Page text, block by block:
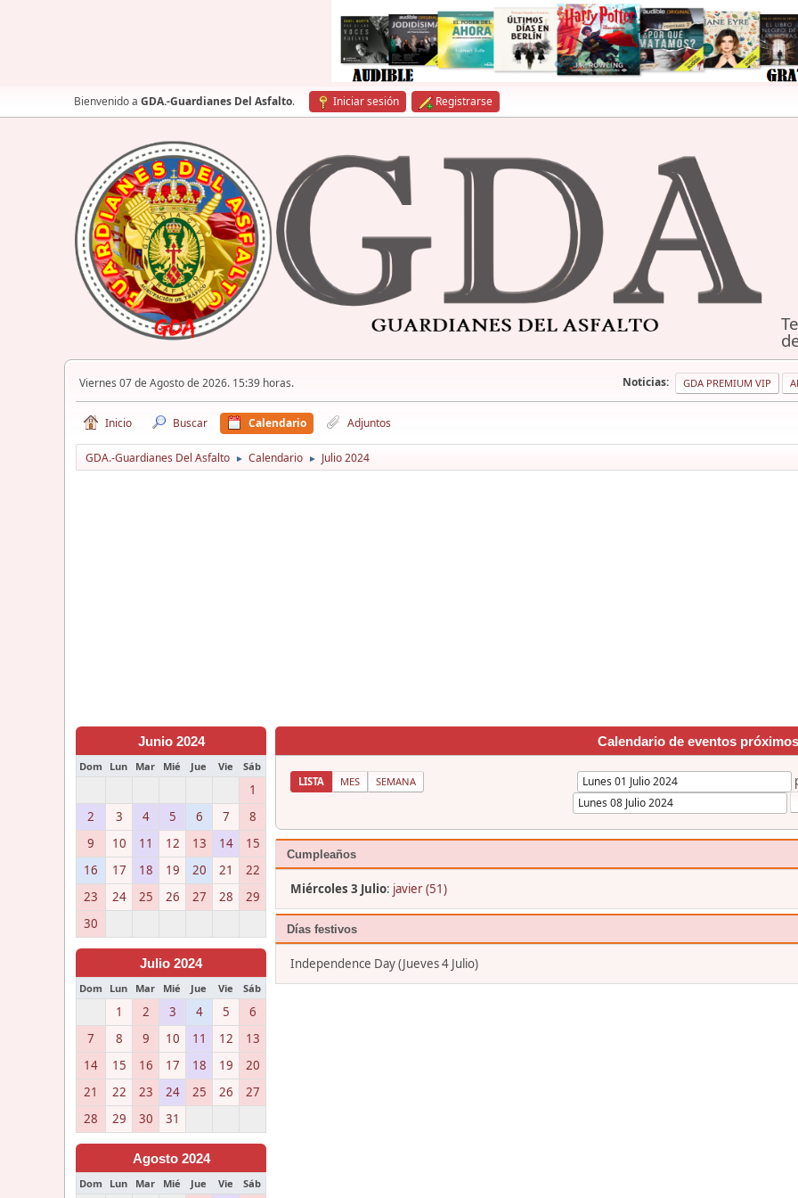
Bienvenido a GDA.-Guardianes Del Asfalto. Iniciar sesión Registrarse
Viernes 07 de Agosto de 2026. 15:39 horas. Noticias: GDA PREMIUM VIP
Inicio Buscar Calendario Adjuntos
GDA.-Guardianes Del Asfalto ► Calendario ► Julio 2024
Junio 2024
Dom Lun Mar Mié Jue Vie Sáb
1
2
3 4 5 6 7
8
9
10 11 12 13 14
15
16
17 18 19 20 21
22
23
24 25 26 27 28
29
30
Julio 2024
Dom Lun Mar Mié Jue Vie Sáb
1 2 3 4 5
6
7
8 9 10 11 12
13
14
15 16 17 18 19
20
21
22 23 24 25 26
27
28
29 30 31
Agosto 2024
Dom Lun Mar Mié Jue Vie Sáb
Calendario de eventos próximos
LISTA MES SEMANA
Cumpleaños
Miércoles 3 Julio: javier (51)
Días festivos
Independence Day (Jueves 4 Julio)